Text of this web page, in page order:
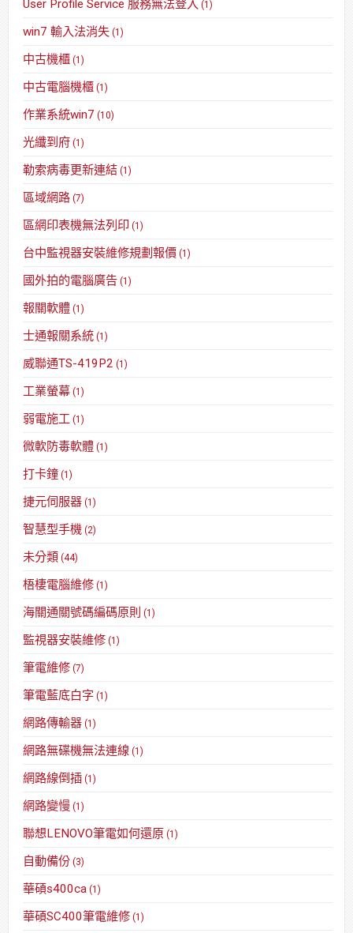
User Profile Service 服務無法登入 (1)
win7 輸入法消失 (1)
中古機櫃 (1)
中古電腦機櫃 (1)
作業系統win7 (10)
光纖到府 (1)
勒索病毒更新連結 (1)
區域網路 (7)
區網印表機無法列印 (1)
台中監視器安裝維修規劃報價 (1)
國外拍的電腦廣告 (1)
報關軟體 (1)
士通報關系統 (1)
威聯通TS-419P2 (1)
工業螢幕 (1)
弱電施工 (1)
微軟防毒軟體 (1)
打卡鐘 (1)
捷元伺服器 (1)
智慧型手機 (2)
未分類 (44)
梧棲電腦維修 (1)
海關通關號碼編碼原則 (1)
監視器安裝維修 (1)
筆電維修 (7)
筆電藍底白字 (1)
網路傳輸器 (1)
網路無碟機無法連線 (1)
網路線倒插 (1)
網路變慢 (1)
聯想LENOVO筆電如何還原 (1)
自動備份 (3)
華碩s400ca (1)
華碩SC400筆電維修 (1)